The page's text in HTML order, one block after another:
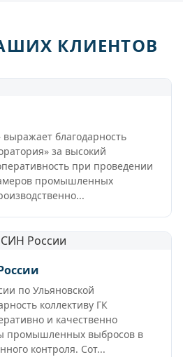
КЛИЕНТОВ
благодарность
за высокий
при проведении
промышленных
по Ульяновской
коллективу ГК
и качественно
промышленных выбросов в
контроля. Сот...